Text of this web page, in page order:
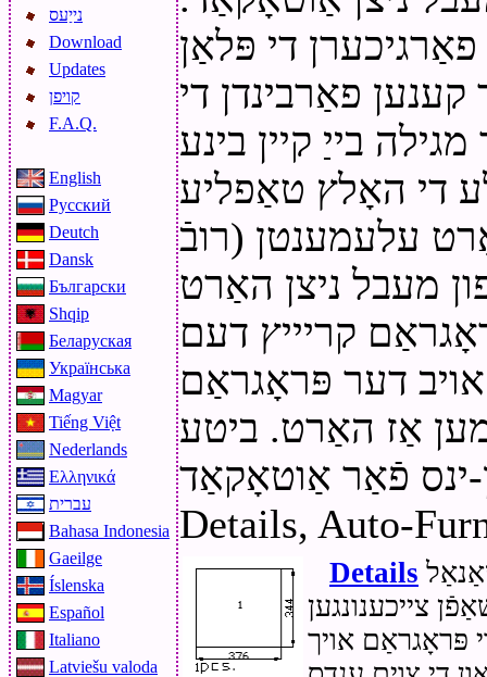
נייַעס
Download
Updates
קויפן
F.A.Q.
English
Русский
Deutch
Dansk
Български
Shqip
Беларуская
Українська
Magyar
Tiếng Việt
Nederlands
Ελληνικά
עברית
Bahasa Indonesia
Gaeilge
Íslenska
Español
Italiano
Latviešu valoda
די פּלאַן
פאַרבינדן די
בייַ קיין בינע
די האָלץ טאַפליע
עלעמענטן (רובֿ
מעבל ניצן האַרט
קריייץ דעם
דער פּראָגראַם
אַז האַרט. ביטע
ינס פֿאַר אַוטאָקאַד:
Details, Auto-
Details
צייכענונגען
פּראָגראַם אויך